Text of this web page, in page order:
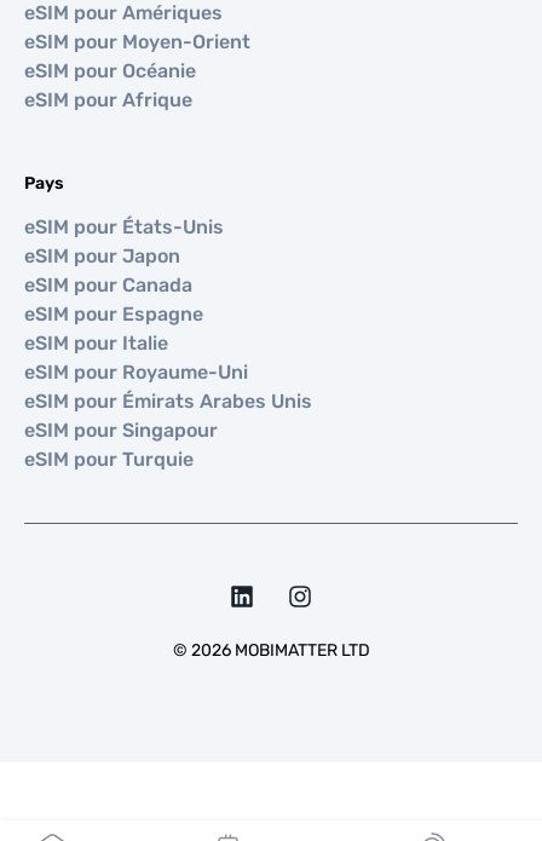
eSIM pour Amériques
eSIM pour Moyen-Orient
eSIM pour Océanie
eSIM pour Afrique
Pays
eSIM pour États-Unis
eSIM pour Japon
eSIM pour Canada
eSIM pour Espagne
eSIM pour Italie
eSIM pour Royaume-Uni
eSIM pour Émirats Arabes Unis
eSIM pour Singapour
eSIM pour Turquie
© 2026MOBIMATTER LTD